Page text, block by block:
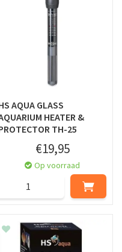
AQUA GLASS
HEATER &
TH-25
€19,95
Op voorraad